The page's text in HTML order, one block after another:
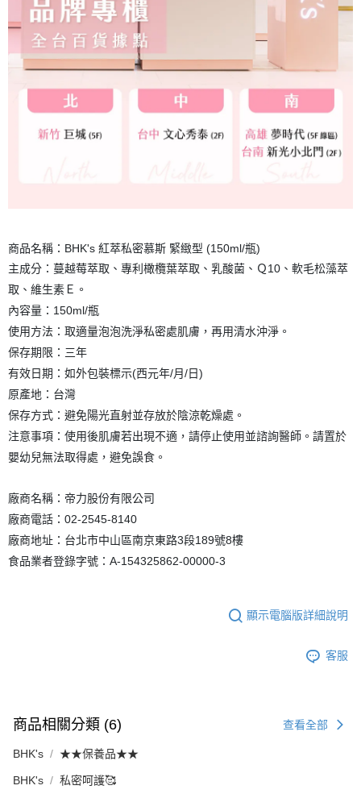
商品名稱：BHK's 紅萃私密慕斯 緊緻型 (150ml/瓶)
主成分：蔓越莓萃取、專利橄欖葉萃取、乳酸菌、Ｑ10、軟毛松藻萃
取、維生素Ｅ。
內容量：150ml/瓶
使用方法：取適量泡泡洗淨私密處肌膚，再用清水沖淨。
保存期限：三年
有效日期：如外包裝標示(西元年/月/日)
原產地：台灣
保存方式：避免陽光直射並存放於陰涼乾燥處。
注意事項：使用後肌膚若出現不適，請停止使用並諮詢醫師。請置於
嬰幼兒無法取得處，避免誤食。
廠商名稱：帝力股份有限公司
廠商電話：02-2545-8140
廠商地址：台北市中山區南京東路3段189號8樓
食品業者登錄字號：A-154325862-00000-3
顯示電腦版詳細說明
客服
商品相關分類 (6) 查看全部
BHK's ★★保養品★★
BHK's 私密呵護🥰